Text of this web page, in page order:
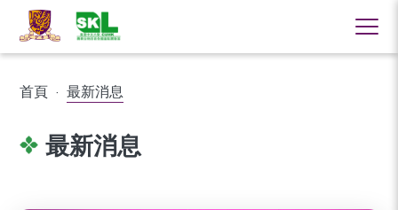
首頁 · 最新消息
最新消息